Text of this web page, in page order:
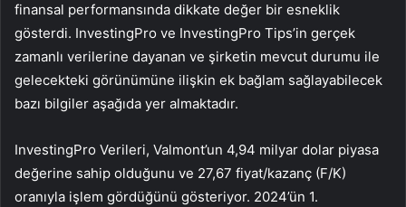
finansal performansında dikkate değer bir esneklik
gösterdi. InvestingPro ve InvestingPro Tips’in gerçek
zamanlı verilerine dayanan ve şirketin mevcut durumu ile
gelecekteki görünümüne ilişkin ek bağlam sağlayabilecek
bazı bilgiler aşağıda yer almaktadır.
InvestingPro Verileri, Valmont’un 4,94 milyar dolar piyasa
değerine sahip olduğunu ve 27,67 fiyat/kazanç (F/K)
oranıyla işlem gördüğünü gösteriyor. 2024’ün 1.